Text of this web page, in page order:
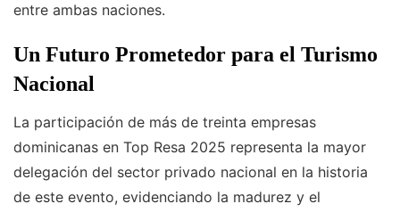
entre ambas naciones.
Un Futuro Prometedor para el Turismo
Nacional
La participación de más de treinta empresas
dominicanas en Top Resa 2025 representa la mayor
delegación del sector privado nacional en la historia
de este evento, evidenciando la madurez y el